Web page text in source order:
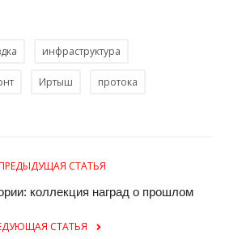
инфраструктура
Иртыш протока
СТАТЬЯ
коллекция наград о прошлом
СТАТЬЯ